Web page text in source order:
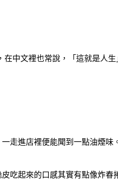
中文裡也常說，「這就是人
走進店裡便能聞到一點油煙味
吃起來的口感其實有點像炸春